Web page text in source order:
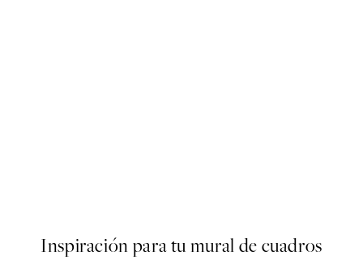
Inspiración para tu mural de cuadros